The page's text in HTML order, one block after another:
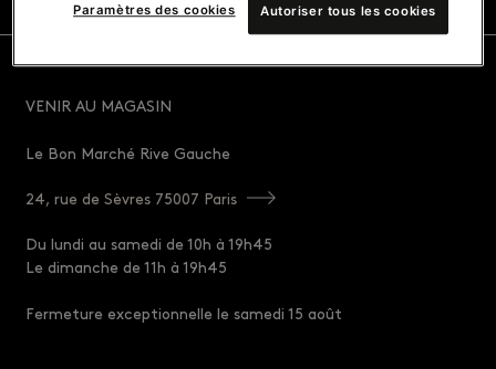
VENIR AU MAGASIN
Le Bon Marché Rive Gauche
24, rue de Sèvres 75007 Paris
Du lundi au samedi de 10h à 19h45
Le dimanche de 11h à 19h45
Fermeture exceptionnelle le samedi 15 août
Paramètres des cookies Autoriser tous les cookies